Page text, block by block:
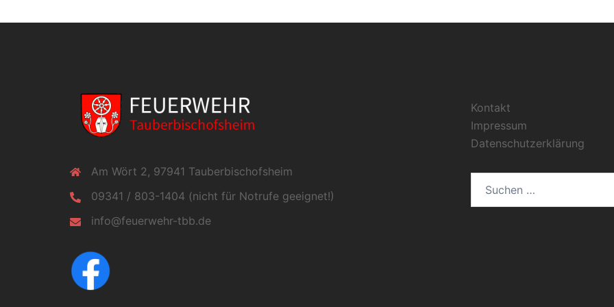
Am Wört 2, 97941 Tauberbischofsheim
09341 / 803-1404 (nicht für Notrufe geeignet!)
info@feuerwehr-tbb.de
Kontakt
Impressum
Datenschutzerklärung